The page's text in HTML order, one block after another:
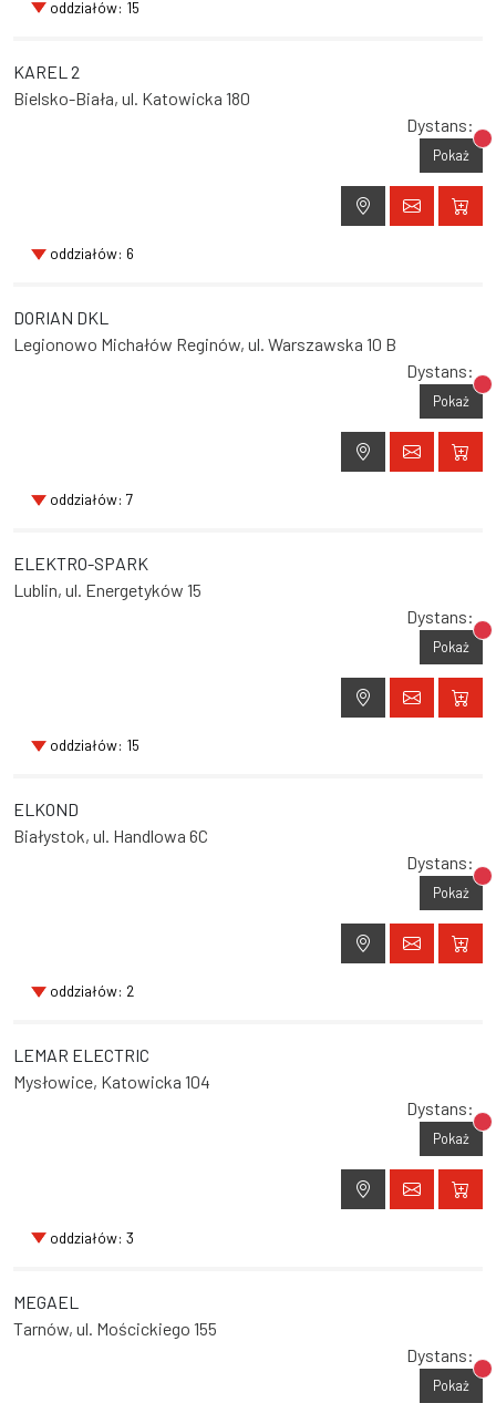
oddziałów: 15
KAREL 2
Bielsko-Biała, ul. Katowicka 180
Dystans:
Pokaż
oddziałów: 6
DORIAN DKL
Legionowo Michałów Reginów, ul. Warszawska 10 B
Dystans:
Pokaż
oddziałów: 7
ELEKTRO-SPARK
Lublin, ul. Energetyków 15
Dystans:
Pokaż
oddziałów: 15
ELKOND
Białystok, ul. Handlowa 6C
Dystans:
Pokaż
oddziałów: 2
LEMAR ELECTRIC
Mysłowice, Katowicka 104
Dystans:
Pokaż
oddziałów: 3
MEGAEL
Tarnów, ul. Mościckiego 155
Dystans:
Pokaż